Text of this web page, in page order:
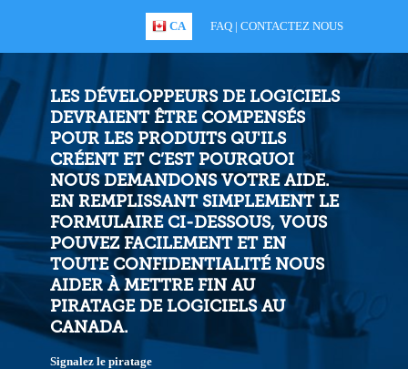
CA FAQ | CONTACTEZ NOUS
LES DÉVELOPPEURS DE LOGICIELS
DEVRAIENT ÊTRE COMPENSÉS
POUR LES PRODUITS QU'ILS
CRÉENT ET C’EST POURQUOI
NOUS DEMANDONS VOTRE AIDE.
EN REMPLISSANT SIMPLEMENT LE
FORMULAIRE CI-DESSOUS, VOUS
POUVEZ FACILEMENT ET EN
TOUTE CONFIDENTIALITÉ NOUS
AIDER À METTRE FIN AU
PIRATAGE DE LOGICIELS AU
CANADA.
Signalez le piratage